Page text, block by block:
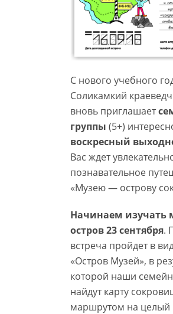
С нового учебного
Соликамкий
вновь приглашает
группы (5+)
воскресный
Вас ждет
познавательное
«Музею — острову
Начинаем изучать
остров 23 сентября.
встреча пройдет в
«Остров Музей», в
которой наши
найдут карту
маршрутом на целый